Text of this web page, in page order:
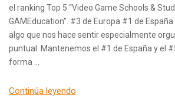
el ranking Top 5 “Video Game Schools &
GAMEducation”. #3 de Europa #1 de
algo que nos hace sentir especialmente
puntual. Mantenemos el #1 de España y el
forma …
Continúa leyendo